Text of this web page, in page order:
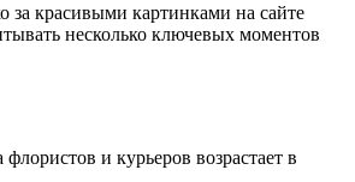
за красивыми картинками на сайте
несколько ключевых моментов
и курьеров возрастает в